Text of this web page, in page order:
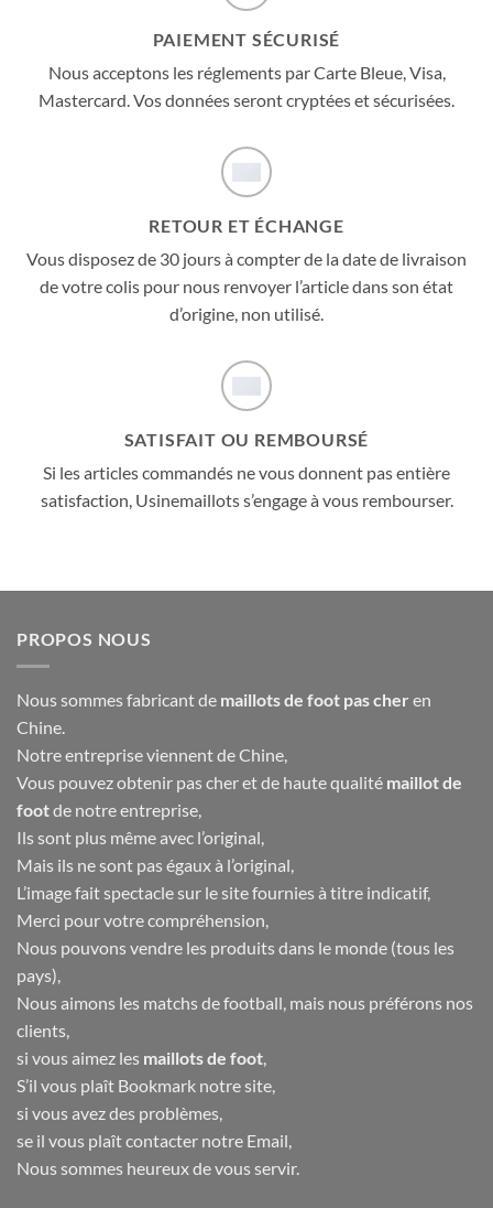
PAIEMENT SÉCURISÉ
Nous acceptons les réglements par Carte Bleue, Visa,
Mastercard. Vos données seront cryptées et sécurisées.
RETOUR ET ÉCHANGE
Vous disposez de 30 jours à compter de la date de livraison
de votre colis pour nous renvoyer l’article dans son état
d’origine, non utilisé.
SATISFAIT OU REMBOURSÉ
Si les articles commandés ne vous donnent pas entière
satisfaction, Usinemaillots s’engage à vous rembourser.
PROPOS NOUS
Nous sommes fabricant de maillots de foot pas cher en
Chine.
Notre entreprise viennent de Chine,
Vous pouvez obtenir pas cher et de haute qualité maillot de
footde notre entreprise,
Ils sont plus même avec l’original,
Mais ils ne sont pas égaux à l’original,
L’image fait spectacle sur le site fournies à titre indicatif,
Merci pour votre compréhension,
Nous pouvons vendre les produits dans le monde (tous les
pays),
Nous aimons les matchs de football, mais nous préférons nos
clients,
si vous aimez les maillots de foot,
S’il vous plaît Bookmark notre site,
si vous avez des problèmes,
se il vous plaît contacter notre Email,
Nous sommes heureux de vous servir.